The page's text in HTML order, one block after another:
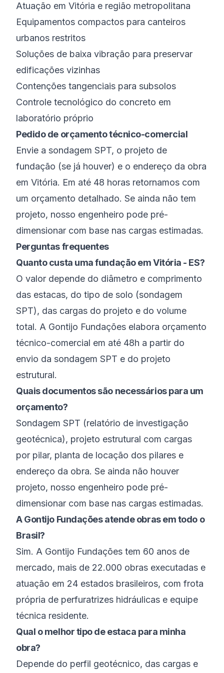
Atuação em Vitória e região metropolitana
Equipamentos compactos para canteiros
urbanos restritos
Soluções de baixa vibração para preservar
edificações vizinhas
Contenções tangenciais para subsolos
Controle tecnológico do concreto em
laboratório próprio
Pedido de orçamento técnico-comercial
Envie a sondagem SPT, o projeto de
fundação (se já houver) e o endereço da obra
em Vitória. Em até 48 horas retornamos com
um orçamento detalhado. Se ainda não tem
projeto, nosso engenheiro pode pré-
dimensionar com base nas cargas estimadas.
Perguntas frequentes
Quanto custa uma fundação em Vitória - ES?
O valor depende do diâmetro e comprimento
das estacas, do tipo de solo (sondagem
SPT), das cargas do projeto e do volume
total. A Gontijo Fundações elabora orçamento
técnico-comercial em até 48h a partir do
envio da sondagem SPT e do projeto
estrutural.
Quais documentos são necessários para um
orçamento?
Sondagem SPT (relatório de investigação
geotécnica), projeto estrutural com cargas
por pilar, planta de locação dos pilares e
endereço da obra. Se ainda não houver
projeto, nosso engenheiro pode pré-
dimensionar com base nas cargas estimadas.
A Gontijo Fundações atende obras em todo o
Brasil?
Sim. A Gontijo Fundações tem 60 anos de
mercado, mais de 22.000 obras executadas e
atuação em 24 estados brasileiros, com frota
própria de perfuratrizes hidráulicas e equipe
técnica residente.
Qual o melhor tipo de estaca para minha
obra?
Depende do perfil geotécnico, das cargas e